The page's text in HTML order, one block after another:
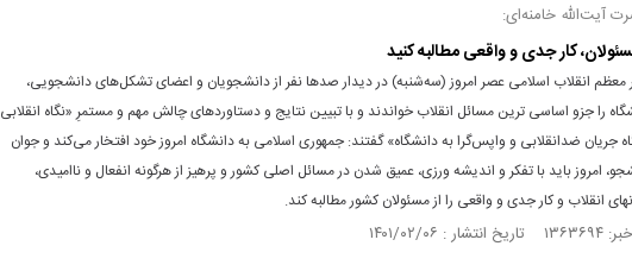
آیت‌الله خامنه‌ای:
کار جدی و واقعی مطالبه کنید
معظم انقلاب اسلامی عصر امروز (سه‌شنبه) در دیدار صدها نفر از دانشجویان و اعضای تشکل‌های دانشجویی،
را جزو اساسی ترین مسائل انقلاب خواندند و با تبیین نتایج و دستاوردهای چالش مهم و مستمرِ «نگاه انقلابی
جریان ضدانقلابی و واپس‌گرا به دانشگاه» گفتند: جمهوری اسلامی به دانشگاه امروز خود افتخار می‌کند و جوان
امروز باید با تفکر و اندیشه ورزی، عمیق شدن در مسائل اصلی کشور و پرهیز از هرگونه انفعال و ناامیدی،
انقلاب و کار جدی و واقعی را از مسئولان کشور مطالبه کند.
: ۱۴۰۱/۰۲/۰۶